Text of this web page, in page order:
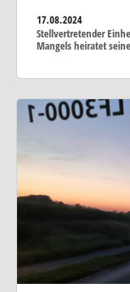
17.08.2024
Stellvertretender
Mangels heiratet